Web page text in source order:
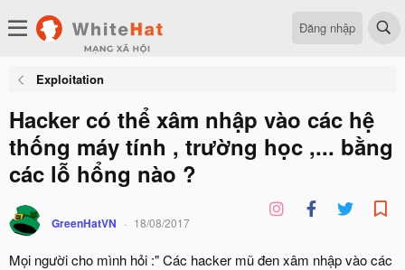
Đăng nhập
Exploitation
Hacker có thể xâm nhập vào các hệ
thống máy tính , trường học ,... bằng
các lỗ hổng nào ?
GreenHatVN 18/08/2017
Mọi người cho mình hỏi :" Các hacker mũ đen xâm nhập vào các